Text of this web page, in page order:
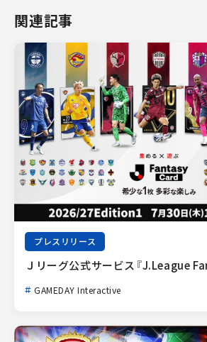
関連記事
プレスリリース
Ｊリーグ公式サービス『J.League
GAMEDAY Interactive